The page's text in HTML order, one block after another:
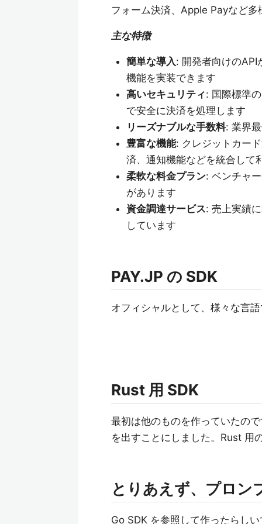
フォーム決済、Apple Payなど多
主な特徴
簡単な導入: 開発者向けのAPI
機能を実装できます
高いセキュリティ: 国際標準
で安全に決済を処理します
リーズナブルな手数料: 業界
豊富な機能: クレジットカー
済、通知機能などを統合して
柔軟な料金プラン: ベンチャ
があります
資金調達サービス: 売上実績
しています
PAY.JP の SDK
オフィシャルとして、様々な言
Rust 用 SDK
最初は他のものを作っていたの
を出すことにしました。Rust 用
とりあえず、プロン
Go SDK を参照して作ったらし